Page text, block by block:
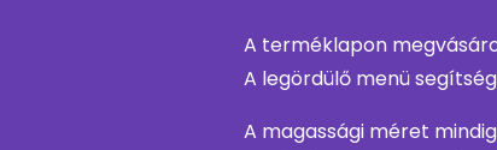
A terméklapon
A legördülő menü
A magassági méret